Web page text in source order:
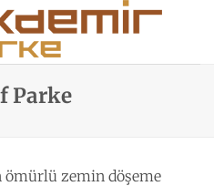
Parke
ömürlü zemin döşeme